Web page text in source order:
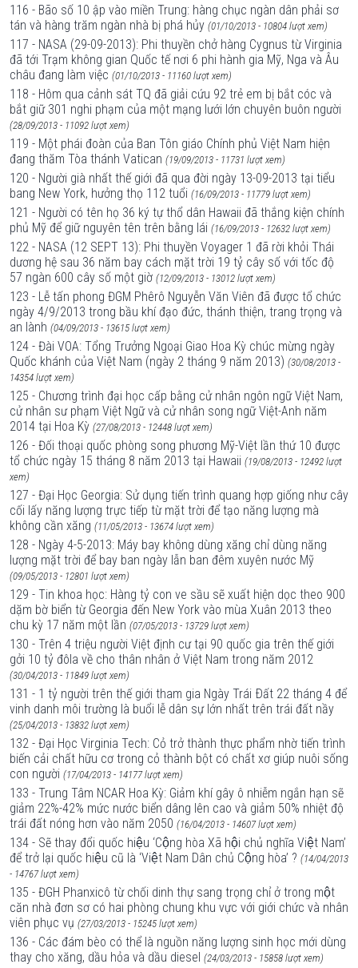
116 - Bão số 10 ập vào miền Trung: hàng chục ngàn dân phải sơ
tán và hàng trăm ngàn nhà bị phá hủy (01/10/2013 - 10804 lượt xem)
117 - NASA (29-09-2013): Phi thuyền chở hàng Cygnus từ Virginia
đã tới Trạm không gian Quốc tế nơi 6 phi hành gia Mỹ, Nga và Âu
châu đang làm việc (01/10/2013 - 11160 lượt xem)
118 - Hôm qua cảnh sát TQ đã giải cứu 92 trẻ em bị bắt cóc và
bắt giữ 301 nghi phạm của một mạng lưới lớn chuyên buôn người
(28/09/2013 - 11092 lượt xem)
119 - Một phái đoàn của Ban Tôn giáo Chính phủ Việt Nam hiện
đang thăm Tòa thánh Vatican (19/09/2013 - 11731 lượt xem)
120 - Người già nhất thế giới đã qua đời ngày 13-09-2013 tại tiểu
bang New York, hưởng thọ 112 tuổi (16/09/2013 - 11779 lượt xem)
121 - Người có tên họ 36 ký tự thổ dân Hawaii đã thắng kiện chính
phủ Mỹ để giữ nguyên tên trên bằng lái (16/09/2013 - 12632 lượt xem)
122 - NASA (12 SEPT 13): Phi thuyền Voyager 1 đã rời khỏi Thái
dương hệ sau 36 năm bay cách mặt trời 19 tỷ cây số với tốc độ
57 ngàn 600 cây số một giờ (12/09/2013 - 13012 lượt xem)
123 - Lễ tấn phong ĐGM Phêrô Nguyễn Văn Viên đã được tổ chức
ngày 4/9/2013 trong bầu khí đạo đức, thánh thiện, trang trọng và
an lành (04/09/2013 - 13615 lượt xem)
124 - Đài VOA: Tổng Trưởng Ngoại Giao Hoa Kỳ chúc mừng ngày
Quốc khánh của Việt Nam (ngày 2 tháng 9 năm 2013) (30/08/2013 -
14354 lượt xem)
125 - Chương trình đại học cấp bằng cử nhân ngôn ngữ Việt Nam,
cử nhân sư phạm Việt Ngữ và cử nhân song ngữ Việt-Anh năm
2014 tại Hoa Kỳ (27/08/2013 - 12448 lượt xem)
126 - Đối thoại quốc phòng song phương Mỹ-Việt lần thứ 10 được
tổ chức ngày 15 tháng 8 năm 2013 tại Hawaii (19/08/2013 - 12492 lượt
xem)
127 - Đại Học Georgia: Sử dụng tiến trình quang hợp giống như cây
cối lấy năng lượng trực tiếp từ mặt trời để tạo năng lượng mà
không cần xăng (11/05/2013 - 13674 lượt xem)
128 - Ngày 4-5-2013: Máy bay không dùng xăng chỉ dùng năng
lượng mặt trời để bay ban ngày lẫn ban đêm xuyên nước Mỹ
(09/05/2013 - 12801 lượt xem)
129 - Tin khoa học: Hàng tỷ con ve sầu sẽ xuất hiện dọc theo 900
dặm bờ biển từ Georgia đến New York vào mùa Xuân 2013 theo
chu kỳ 17 năm một lần (07/05/2013 - 13729 lượt xem)
130 - Trên 4 triệu người Việt định cư tại 90 quốc gia trên thế giới
gởi 10 tỷ đôla về cho thân nhân ở Việt Nam trong năm 2012
(30/04/2013 - 11849 lượt xem)
131 - 1 tỷ người trên thế giới tham gia Ngày Trái Ðất 22 tháng 4 để
vinh danh môi trường là buổi lễ dân sự lớn nhất trên trái đất nầy
(25/04/2013 - 13832 lượt xem)
132 - Đại Học Virginia Tech: Cỏ trở thành thực phẩm nhờ tiến trình
biến cải chất hữu cơ trong cỏ thành bột có chất xơ giúp nuôi sống
con người (17/04/2013 - 14177 lượt xem)
133 - Trung Tâm NCAR Hoa Kỳ: Giảm khí gây ô nhiễm ngắn hạn sẽ
giảm 22%-42% mức nước biển dâng lên cao và giảm 50% nhiệt độ
trái đất nóng hơn vào năm 2050 (16/04/2013 - 14607 lượt xem)
134 - Sẽ thay đổi quốc hiệu ‘Cộng hòa Xã hội chủ nghĩa Việt Nam’
để trở lại quốc hiệu cũ là ‘Việt Nam Dân chủ Cộng hòa’ ? (14/04/2013
- 14767 lượt xem)
135 - ĐGH Phanxicô từ chối dinh thự sang trọng chỉ ở trong một
căn nhà đơn sơ có hai phòng chung khu vực với giới chức và nhân
viên phục vụ (27/03/2013 - 15245 lượt xem)
136 - Các đám bèo có thể là nguồn năng lượng sinh học mới dùng
thay cho xăng, dầu hỏa và dầu diesel (24/03/2013 - 15858 lượt xem)